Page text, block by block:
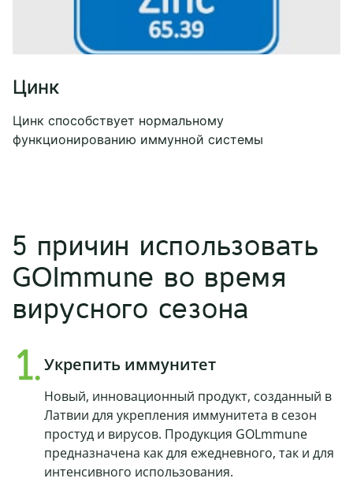
Цинк
Цинк способствует нормальному
функционированию иммунной системы
5 причин использовать
GOImmune во время
вирусного сезона
Укрепить иммунитет
Новый, инновационный продукт, созданный в
Латвии для укрепления иммунитета в сезон
простуд и вирусов. Продукция GOLmmune
предназначена как для ежедневного, так и для
интенсивного использования.